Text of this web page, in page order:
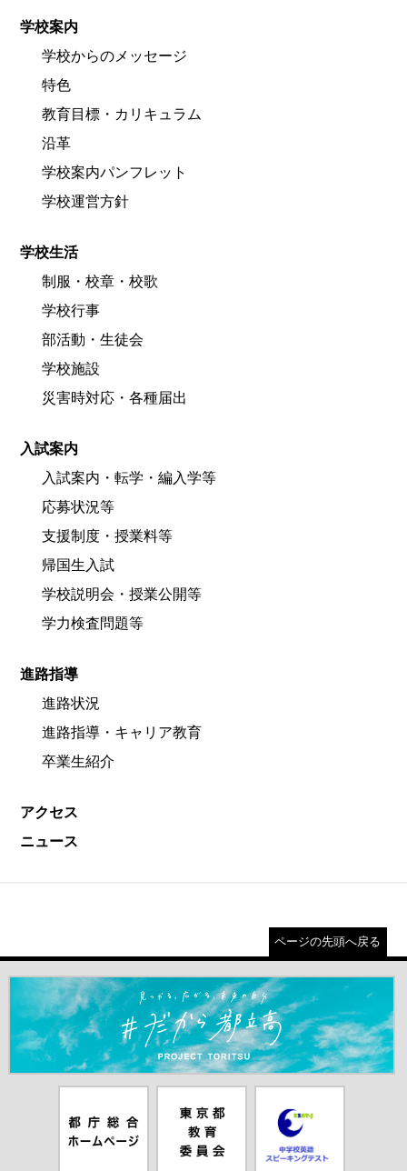
学校案内
学校からのメッセージ
特色
教育目標・カリキュラム
沿革
学校案内パンフレット
学校運営方針
学校生活
制服・校章・校歌
学校行事
部活動・生徒会
学校施設
災害時対応・各種届出
入試案内
入試案内・転学・編入学等
応募状況等
支援制度・授業料等
帰国生入試
学校説明会・授業公開等
学力検査問題等
進路指導
進路状況
進路指導・キャリア教育
卒業生紹介
アクセス
ニュース
ページの先頭へ戻る
＃だから都立高（別ウインドウが開きます）
ムページ（別
ウインドウが
員会（別ウイ
ンドウが開き
ピーキングテ
スト（別ウイ
ンドウが開き